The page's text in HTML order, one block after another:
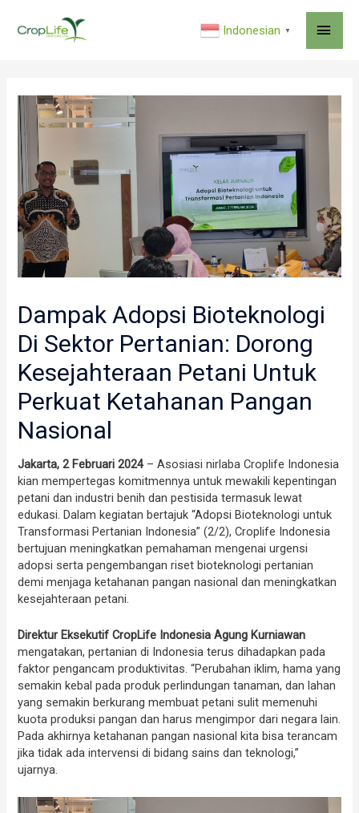
Indonesian ▼
Dampak Adopsi Bioteknologi
Di Sektor Pertanian: Dorong
Kesejahteraan Petani Untuk
Perkuat Ketahanan Pangan
Nasional
Jakarta, 2 Februari 2024 – Asosiasi nirlaba Croplife Indonesia
kian mempertegas komitmennya untuk mewakili kepentingan
petani dan industri benih dan pestisida termasuk lewat
edukasi. Dalam kegiatan bertajuk “Adopsi Bioteknologi untuk
Transformasi Pertanian Indonesia” (2/2), Croplife Indonesia
bertujuan meningkatkan pemahaman mengenai urgensi
adopsi serta pengembangan riset bioteknologi pertanian
demi menjaga ketahanan pangan nasional dan meningkatkan
kesejahteraan petani.
Direktur Eksekutif CropLife Indonesia Agung Kurniawan
mengatakan, pertanian di Indonesia terus dihadapkan pada
faktor pengancam produktivitas. “Perubahan iklim, hama yang
semakin kebal pada produk perlindungan tanaman, dan lahan
yang semakin berkurang membuat petani sulit memenuhi
kuota produksi pangan dan harus mengimpor dari negara lain.
Pada akhirnya ketahanan pangan nasional kita bisa terancam
jika tidak ada intervensi di bidang sains dan teknologi,”
ujarnya.